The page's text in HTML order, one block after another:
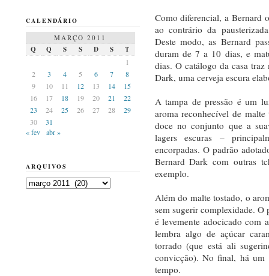
Como diferencial, a Bernard
ao contrário da
Deste modo, as Bernard
duram de 7 a 10 dias, e
dias. O catálogo da casa
Dark, uma cerveja escura
A tampa de pressão é um
aroma reconhecível de
doce no conjunto que a
lagers escuras –
encorpadas. O padrão
Bernard Dark com outras
exemplo.
Além do malte tostado, o
sem sugerir complexidade.
é levemente adocicado com
lembra algo de açúcar
torrado (que está ali
convicção). No final, há um
tempo.
CALENDÁRIO
MARÇO 2011
Q Q S S D S
T
1
2
3 4 5 6 7
8
9
10 11 12 13 14
15
16
17 18 19 20 21
22
23
24 25 26 27 28
29
30
31
« fev
abr »
ARQUIVOS
Arquivos